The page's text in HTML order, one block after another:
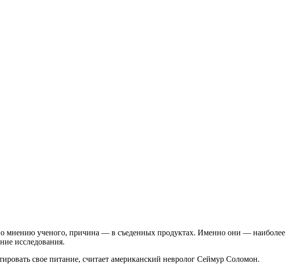
мнению ученого, причина — в съеденных продуктах. Именно они — наиболее
исследования.
свое питание, считает американский невролог Сеймур Соломон.